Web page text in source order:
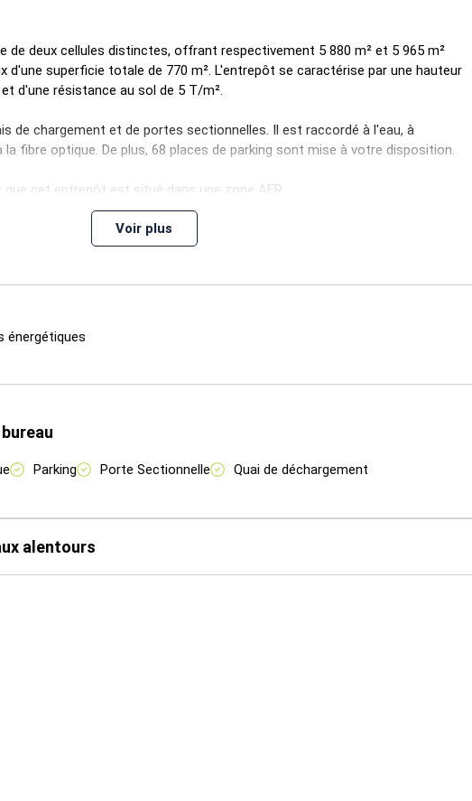
de deux cellules distinctes, offrant respectivement 5 880 m² et 5 965 m²
d'une superficie totale de 770 m². L'entrepôt se caractérise par une hauteur
d'une résistance au sol de 5 T/m².
de chargement et de portes sectionnelles. Il est raccordé à l'eau, à
fibre optique. De plus, 68 places de parking sont mise à votre disposition.
cet entrepôt est situé dans une zone AFR.
de 730 740 € HT/an.Voir plus
énergétiques
Parking Porte Sectionnelle Quai de déchargement
alentours